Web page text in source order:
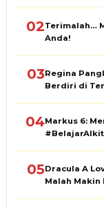
02Terimalah…
Anda!
03Regina
Berdiri di
04Markus 6:
05Dracula A
Malah Makin